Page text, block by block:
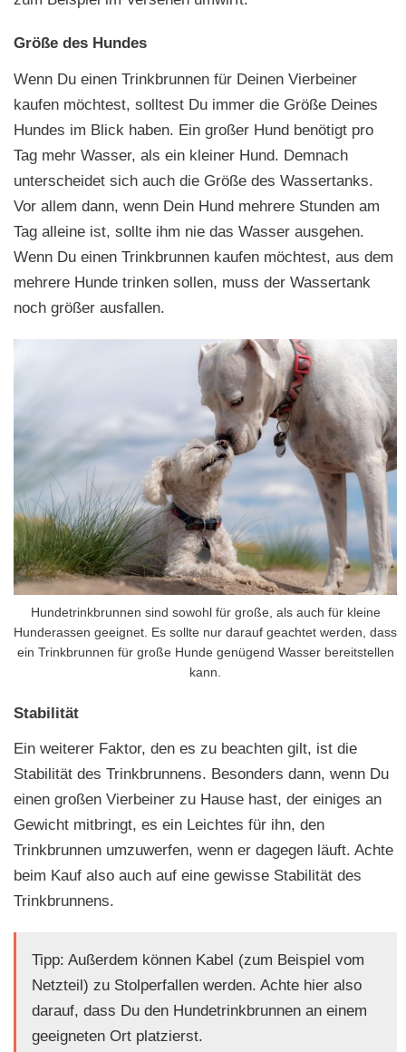
Größe des Hundes
Wenn Du einen Trinkbrunnen für Deinen Vierbeiner
kaufen möchtest, solltest Du immer die Größe Deines
Hundes im Blick haben. Ein großer Hund benötigt pro
Tag mehr Wasser, als ein kleiner Hund. Demnach
unterscheidet sich auch die Größe des Wassertanks.
Vor allem dann, wenn Dein Hund mehrere Stunden am
Tag alleine ist, sollte ihm nie das Wasser ausgehen.
Wenn Du einen Trinkbrunnen kaufen möchtest, aus dem
mehrere Hunde trinken sollen, muss der Wassertank
noch größer ausfallen.
Hundetrinkbrunnen sind sowohl für große, als auch für kleine
Hunderassen geeignet. Es sollte nur darauf geachtet werden, dass
ein Trinkbrunnen für große Hunde genügend Wasser bereitstellen
kann.
Stabilität
Ein weiterer Faktor, den es zu beachten gilt, ist die
Stabilität des Trinkbrunnens. Besonders dann, wenn Du
einen großen Vierbeiner zu Hause hast, der einiges an
Gewicht mitbringt, es ein Leichtes für ihn, den
Trinkbrunnen umzuwerfen, wenn er dagegen läuft. Achte
beim Kauf also auch auf eine gewisse Stabilität des
Trinkbrunnens.
Tipp: Außerdem können Kabel (zum Beispiel vom
Netzteil) zu Stolperfallen werden. Achte hier also
darauf, dass Du den Hundetrinkbrunnen an einem
geeigneten Ort platzierst.